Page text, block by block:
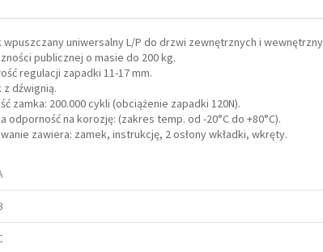
wpuszczany uniwersalny L/P do drzwi zewnętrznych i
publicznej o masie do 200 kg.
regulacji zapadki 11-17 mm.
z dźwignią.
zamka: 200.000 cykli (obciążenie zapadki 120N).
odporność na korozję: (zakres temp. od -20°C do +80°C).
zawiera: zamek, instrukcję, 2 osłony wkładki, wkręty.